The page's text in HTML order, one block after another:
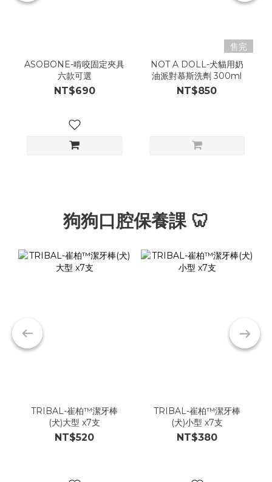
ASOBONE-啃咬固定夾具
六款可選
NT$690
售完
NOT A DOLL-犬貓用奶
油派對慕斯洗劑 300ml
NT$850
狗狗口腔保養課 🦷
TRIBAL-崔柏™潔牙棒
(犬)大型 x7支
NT$520
TRIBAL-崔柏™潔牙棒
(犬)小型 x7支
NT$380